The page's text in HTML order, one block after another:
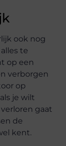
ook nog
te
op een
verborgen
op
je wilt
gaat
de
kent.